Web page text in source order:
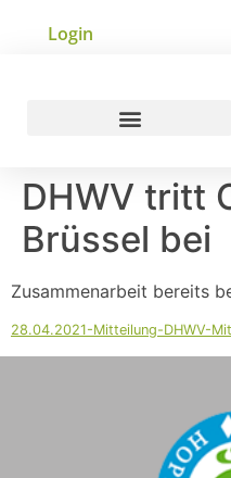
Login
DHWV tritt
Brüssel bei
Zusammenarbeit bereits
28.04.2021-Mitteilung-DHWV-